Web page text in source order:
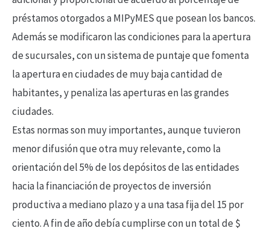
préstamos otorgados a MIPyMES que posean los bancos.
Además se modificaron las condiciones para la apertura
de sucursales, con un sistema de puntaje que fomenta
la apertura en ciudades de muy baja cantidad de
habitantes, y penaliza las aperturas en las grandes
ciudades.
Estas normas son muy importantes, aunque tuvieron
menor difusión que otra muy relevante, como la
orientación del 5% de los depósitos de las entidades
hacia la financiación de proyectos de inversión
productiva a mediano plazo y a una tasa fija del 15 por
ciento. A fin de año debía cumplirse con un total de $